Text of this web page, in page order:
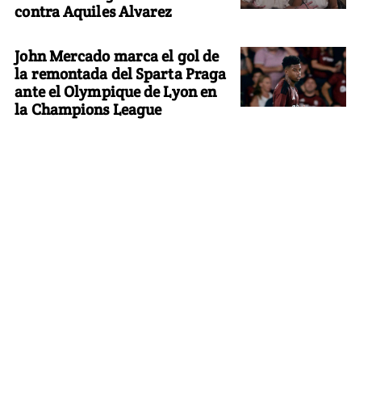
contra Aquiles Alvarez
John Mercado marca el gol de
la remontada del Sparta Praga
ante el Olympique de Lyon en
la Champions League